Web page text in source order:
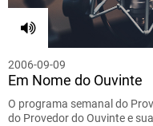
2006-09-09
Em Nome do Ouvinte
O programa semanal do
do Provedor do Ouvinte e